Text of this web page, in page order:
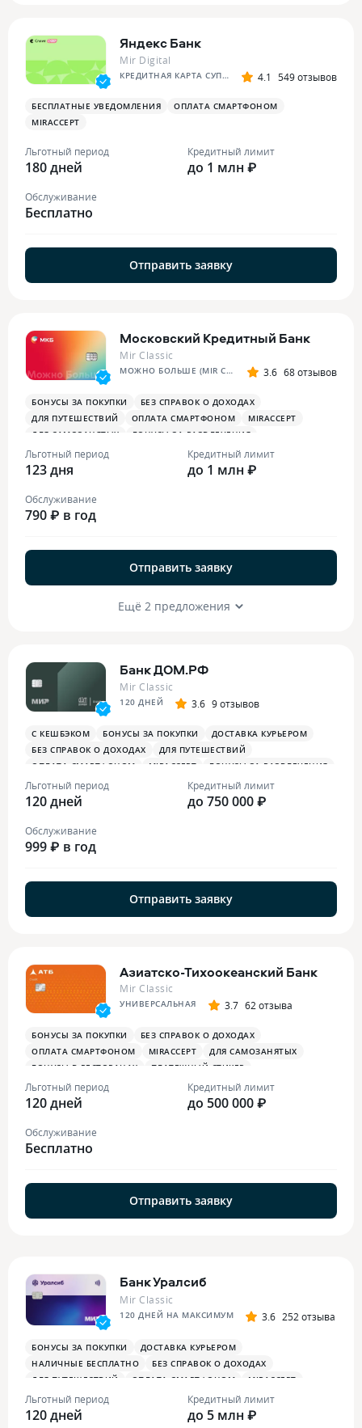
Яндекс Банк
Mir Digital
КРЕДИТНАЯ КАРТА СУПЕР СПЛИТА 4.1 549 отзывов
БЕСПЛАТНЫЕ УВЕДОМЛЕНИЯ
ОПЛАТА СМАРТФОНОМ
MIRACCEPT
Льготный период
180 дней
Кредитный лимит
до 1 млн ₽
Обслуживание
Бесплатно
Отправить заявку
Московский Кредитный Банк
Mir Classic
МОЖНО БОЛЬШЕ (MIR CLASSIC) 3.6 68 отзывов
БОНУСЫ ЗА ПОКУПКИ
БЕЗ СПРАВОК О ДОХОДАХ
ДЛЯ ПУТЕШЕСТВИЙ
ОПЛАТА СМАРТФОНОМ
MIRACCEPT
ДЛЯ САМОЗАНЯТЫХ
БОНУСЫ ЗА РАЗВЛЕЧЕНИЯ
Льготный период
123 дня
Кредитный лимит
до 1 млн ₽
Обслуживание
790 ₽ в год
Отправить заявку
Ещё 2 предложения
Банк ДОМ.РФ
Mir Classic
120 ДНЕЙ 3.6 9 отзывов
С КЕШБЭКОМ БОНУСЫ ЗА ПОКУПКИ
ДОСТАВКА КУРЬЕРОМ
БЕЗ СПРАВОК О ДОХОДАХ
ДЛЯ ПУТЕШЕСТВИЙ
ОПЛАТА СМАРТФОНОМ
MIRACCEPT
БОНУСЫ ЗА РАЗВЛЕЧЕНИЯ
БОНУСЫ В РЕСТОРАНАХ
Льготный период
120 дней
Кредитный лимит
до 750 000 ₽
Обслуживание
999 ₽ в год
Отправить заявку
Азиатско-Тихоокеанский Банк
Mir Classic
УНИВЕРСАЛЬНАЯ 3.7 62 отзыва
БОНУСЫ ЗА ПОКУПКИ
БЕЗ СПРАВОК О ДОХОДАХ
ОПЛАТА СМАРТФОНОМ
MIRACCEPT
ДЛЯ САМОЗАНЯТЫХ
БОНУСЫ В РЕСТОРАНАХ
ПЛАТЕЖНЫЙ СТИКЕР
Льготный период
120 дней
Кредитный лимит
до 500 000 ₽
Обслуживание
Бесплатно
Отправить заявку
Банк Уралсиб
Mir Classic
120 ДНЕЙ НА МАКСИМУМ 3.6 252 отзыва
БОНУСЫ ЗА ПОКУПКИ
ДОСТАВКА КУРЬЕРОМ
НАЛИЧНЫЕ БЕСПЛАТНО
БЕЗ СПРАВОК О ДОХОДАХ
ДЛЯ ПУТЕШЕСТВИЙ
ОПЛАТА СМАРТФОНОМ MIRACCEPT
Льготный период
120 дней
Кредитный лимит
до 5 млн ₽